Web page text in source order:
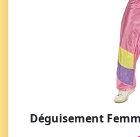
Déguisement